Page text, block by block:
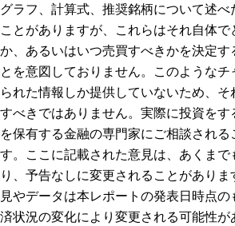
グラフ、計算式、推奨銘柄について述
ことがありますが、これらはそれ自体で
か、あるいはいつ売買すべきかを決定す
とを意図しておりません。このような
られた情報しか提供していないため、
すべきではありません。実際に投資をす
を保有する金融の専門家にご相談される
す。ここに記載された意見は、あくまで
り、予告なしに変更されることがあり
見やデータは本レポートの発表日時点
済状況の変化により変更される可能性が